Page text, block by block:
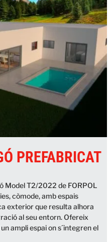
PREFABRICAT
Model T2/2022 de FORPOL
còmode, amb espais
exterior que resulta alhora
al seu entorn. Ofereix
ampli espai on s´integren el